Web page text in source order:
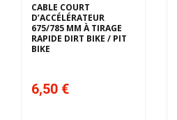
CABLE COURT
D’ACCÉLÉRATEUR
675/785 MM À TIRAGE
RAPIDE DIRT BIKE / PIT
BIKE
6,50 €